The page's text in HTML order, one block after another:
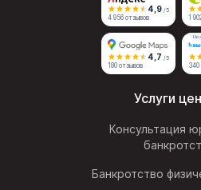
4,9 /5
4 956 отзывов 1
4,7 /5
180 отзывов 340
Услуги
Консультация
Банкротство